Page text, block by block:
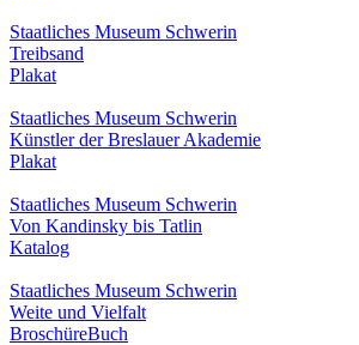
Staatliches Museum Schwerin
Treibsand
Plakat
Staatliches Museum Schwerin
Künstler der Breslauer Akademie
Plakat
Staatliches Museum Schwerin
Von Kandinsky bis Tatlin
Katalog
Staatliches Museum Schwerin
Weite und Vielfalt
BroschüreBuch